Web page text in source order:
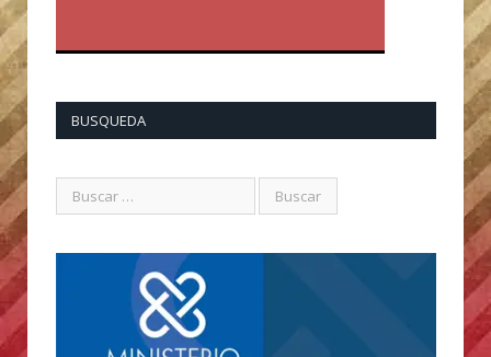
BUSQUEDA